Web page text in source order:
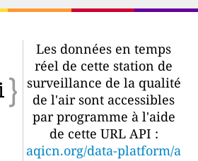
Les données en temps
réel de cette station de
surveillance de la qualité
de l'air sont accessibles
par programme à l'aide
de cette URL API :
aqicn.org/data-platform/a